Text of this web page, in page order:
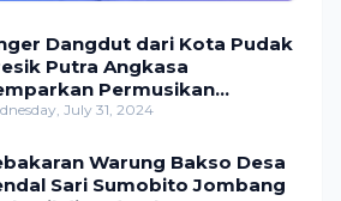
Dangdut dari Kota Pudak
Putra Angkasa
Permusikan
Indonesia
July 31, 2024
Warung Bakso Desa
Sari Sumobito Jombang